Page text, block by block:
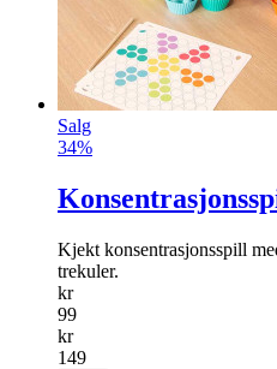
Salg
34%
Kjekt konsentrasjonsspill
trekuler.
kr
99
kr
149